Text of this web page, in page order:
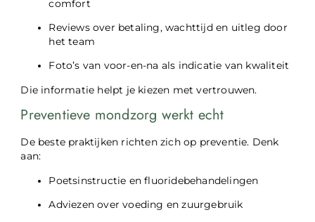
comfort
Reviews over betaling, wachttijd en uitleg door
het team
Foto’s van voor-en-na als indicatie van kwaliteit
Die informatie helpt je kiezen met vertrouwen.
Preventieve mondzorg werkt echt
De beste praktijken richten zich op preventie. Denk
aan:
Poetsinstructie en fluoridebehandelingen
Adviezen over voeding en zuurgebruik